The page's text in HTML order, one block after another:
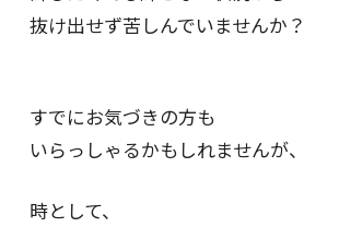
抜け出せず苦しんでいませんか？
すでにお気づきの方も
いらっしゃるかもしれませんが、
時として、